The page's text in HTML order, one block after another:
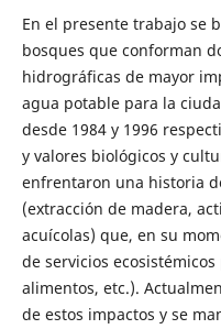
En el presente trabajo se
bosques que conforman
hidrográficas de mayor
agua potable para la
desde 1984 y 1996
y valores biológicos y
enfrentaron una historia
(extracción de madera,
acuícolas) que, en su
de servicios
alimentos, etc.).
de estos impactos y se